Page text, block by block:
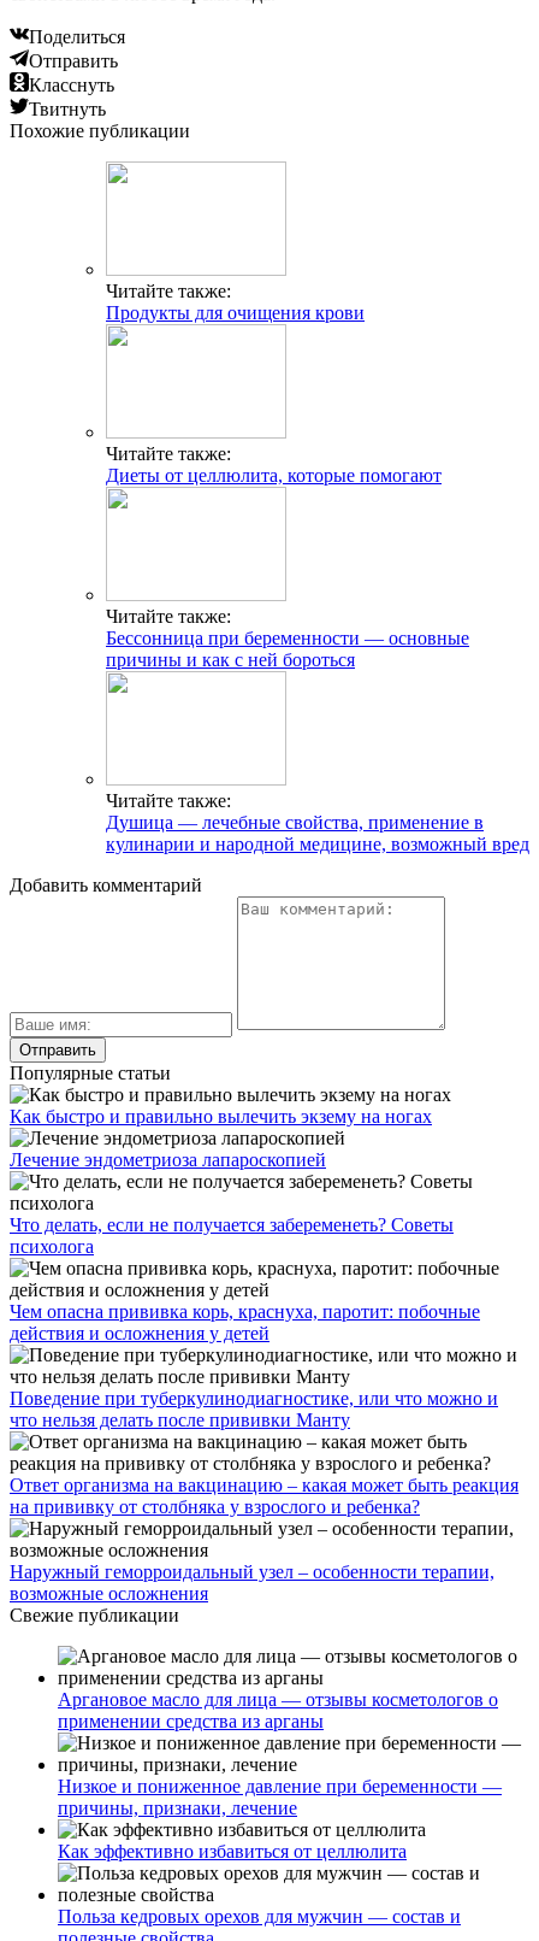
Поделиться
Отправить
Класснуть
Твитнуть
Похожие публикации
Читайте также:
Продукты для очищения крови
Читайте также:
Диеты от целлюлита, которые помогают
Читайте также:
Бессонница при беременности — основные
причины и как с ней бороться
Читайте также:
Душица — лечебные свойства, применение в
кулинарии и народной медицине, возможный вред
Добавить комментарий
Популярные статьи
Как быстро и правильно вылечить экзему на ногах
Лечение эндометриоза лапароскопией
Что делать, если не получается забеременеть? Советы
психолога
Чем опасна прививка корь, краснуха, паротит: побочные
действия и осложнения у детей
Поведение при туберкулинодиагностике, или что можно и
что нельзя делать после прививки Манту
Ответ организма на вакцинацию – какая может быть реакция
на прививку от столбняка у взрослого и ребенка?
Наружный геморроидальный узел – особенности терапии,
возможные осложнения
Свежие публикации
Аргановое масло для лица — отзывы косметологов о
применении средства из арганы
Низкое и пониженное давление при беременности —
причины, признаки, лечение
Как эффективно избавиться от целлюлита
Польза кедровых орехов для мужчин — состав и